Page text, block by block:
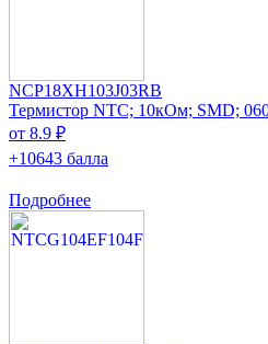
NCP18XH103J03RB
Термистор NTC; 10кОм; SMD;
от 8.9 ₽
+10643 балла
Подробнее